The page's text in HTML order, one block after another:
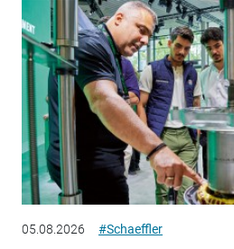
05.08.2026 #Schaeffler